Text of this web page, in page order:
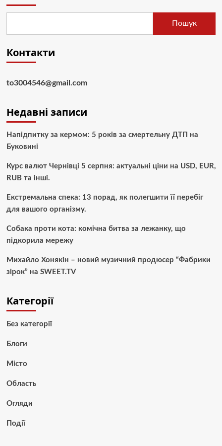
Пошук
Контакти
to3004546@gmail.com
Недавні записи
Напідпитку за кермом: 5 років за смертельну ДТП на
Буковині
Курс валют Чернівці 5 серпня: актуальні ціни на USD, EUR,
RUB та інші.
Екстремальна спека: 13 порад, як полегшити її перебіг
для вашого організму.
Собака проти кота: комічна битва за лежанку, що
підкорила мережу
Михайло Хонякін – новий музичний продюсер “Фабрики
зірок” на SWEET.TV
Категорії
Без категорії
Блоги
Місто
Область
Огляди
Події